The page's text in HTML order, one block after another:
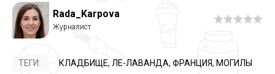
Rada_Karpova
ТЕГИ: КЛАДБИЩЕ, ЛЕ-ЛАВАНДА, ФРАНЦИЯ, МОГИЛЫ